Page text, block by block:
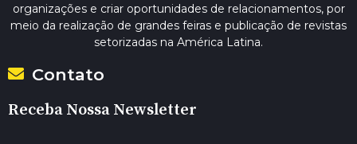
organizações e criar oportunidades de relacionamentos, por
meio da realização de grandes feiras e publicação de revistas
setorizadas na América Latina.
Contato
Receba Nossa Newsletter